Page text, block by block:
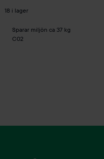
18 i lager
Sparar miljön ca 37 kg
C02